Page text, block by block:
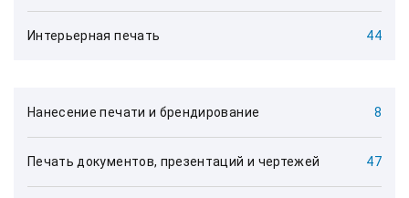
Интерьерная печать 44
Нанесение печати и брендирование 8
Печать документов, презентаций и чертежей 47